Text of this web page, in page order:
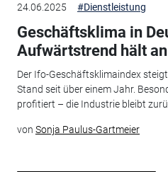
24.06.2025 #Dienstleistung
Geschäftsklima in
Aufwärtstrend hält an
Der Ifo-Geschäftsklimaindex
Stand seit über einem Jahr.
profitiert – die Industrie bleibt
von Sonja Paulus-Gartmeier